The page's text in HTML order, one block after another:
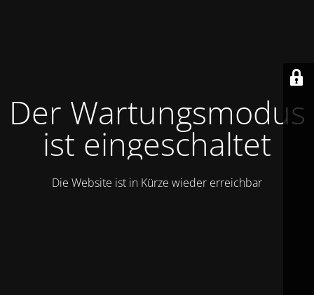
Der Wartungsmodus
ist eingeschaltet
Die Website ist in Kürze wieder erreichbar